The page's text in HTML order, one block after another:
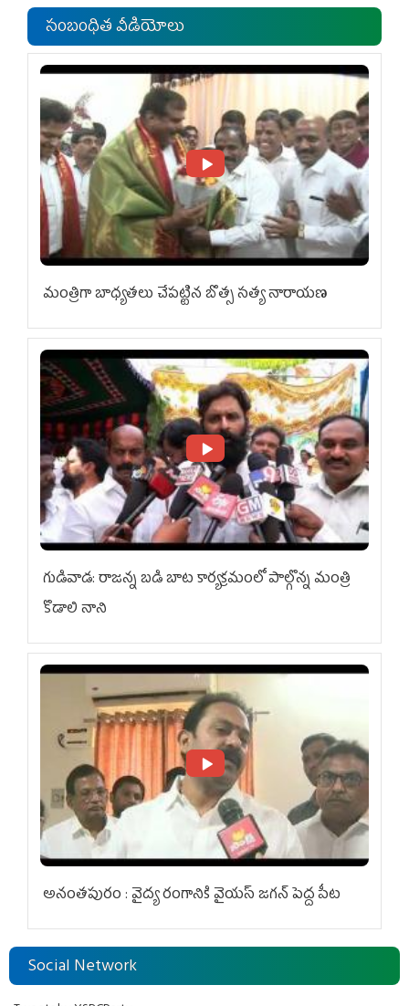
సంబంధిత వీడియోలు
మంత్రిగా బాధ్యతలు చేపట్టిన బొత్స సత్య నారాయణ
గుడివాడ: రాజన్న బడి బాట కార్యక్రమంలో పాల్గొన్న మంత్రి
కొడాలి నాని
అనంతపురం : వైద్య రంగానికి వైయ‌స్ జ‌గ‌న్ పెద్ద పీట
Social Network